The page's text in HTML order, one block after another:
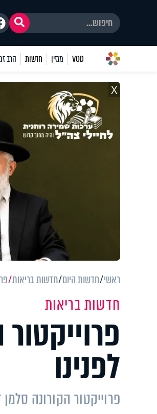
VOD מגזין חדשות הרב
X
ראשי חדשות היום חדשות בריאות
חדשות בריאות
לפנינו
פרוייקטור הקורונה